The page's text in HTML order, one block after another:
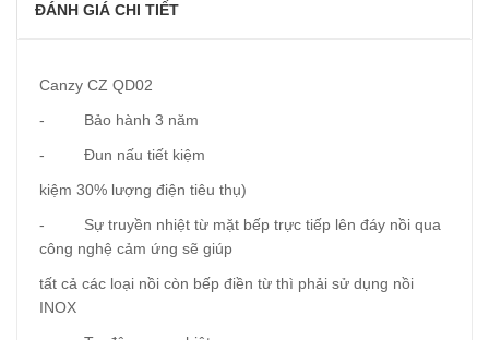
ĐÁNH GIÁ CHI TIẾT
Canzy CZ QD02
- Bảo hành 3 năm
- Đun nấu tiết kiệm
kiệm 30% lượng điện tiêu thụ)
- Sự truyền nhiệt từ mặt bếp trực tiếp lên đáy nồi qua
công nghệ cảm ứng sẽ giúp
tất cả các loại nồi còn bếp điền từ thì phải sử dụng nồi
INOX